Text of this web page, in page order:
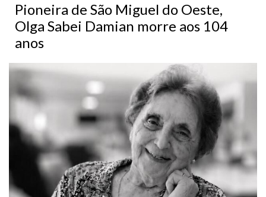
Pioneira de São Miguel do Oeste,
Olga Sabei Damian morre aos 104
anos